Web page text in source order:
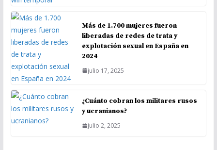
Más de 1.700 mujeres fueron
liberadas de redes de trata y
explotación sexual en España en
2024
julio 17, 2025
¿Cuánto cobran los militares rusos
y ucranianos?
julio 2, 2025